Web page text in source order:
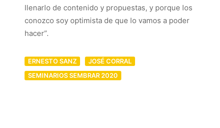
llenarlo de contenido y propuestas, y porque los
conozco soy optimista de que lo vamos a poder
hacer”.
ERNESTO SANZ
JOSÉ CORRAL
SEMINARIOS SEMBRAR 2020